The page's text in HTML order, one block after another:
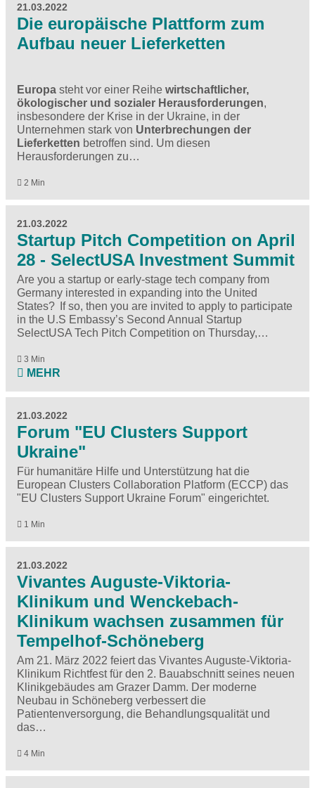
21.03.2022
Die europäische Plattform zum
Aufbau neuer Lieferketten
Europa steht vor einer Reihe wirtschaftlicher,
ökologischer und sozialer Herausforderungen,
insbesondere der Krise in der Ukraine, in der
Unternehmen stark von Unterbrechungen der
Lieferketten betroffen sind. Um diesen
Herausforderungen zu…
2 Min
21.03.2022
Startup Pitch Competition on April
28 - SelectUSA Investment Summit
Are you a startup or early-stage tech company from
Germany interested in expanding into the United
States? If so, then you are invited to apply to participate
in the U.S Embassy’s Second Annual Startup
SelectUSA Tech Pitch Competition on Thursday,…
3 Min
MEHR
21.03.2022
Forum "EU Clusters Support
Ukraine"
Für humanitäre Hilfe und Unterstützung hat die
European Clusters Collaboration Platform (ECCP) das
"EU Clusters Support Ukraine Forum" eingerichtet.
1 Min
21.03.2022
Vivantes Auguste-Viktoria-
Klinikum und Wenckebach-
Klinikum wachsen zusammen für
Tempelhof-Schöneberg
Am 21. März 2022 feiert das Vivantes Auguste-Viktoria-
Klinikum Richtfest für den 2. Bauabschnitt seines neuen
Klinikgebäudes am Grazer Damm. Der moderne
Neubau in Schöneberg verbessert die
Patientenversorgung, die Behandlungsqualität und
das…
4 Min